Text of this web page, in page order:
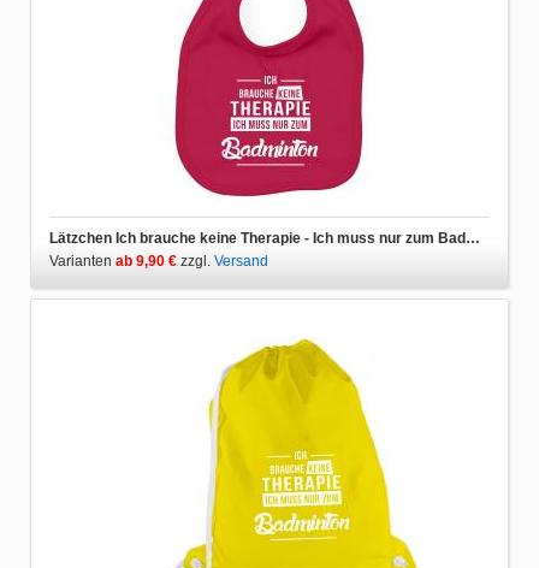
Lätzchen Ich brauche keine Therapie - Ich muss nur zum Badminton
Varianten ab 9,90 € zzgl. Versand